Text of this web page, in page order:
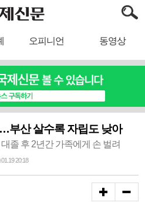
오피니언 동영상
부산 살수록 자립도 낮아
졸 후 2년간 가족에게 손 벌려
20:18